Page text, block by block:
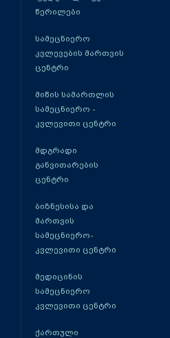
წერილები
სამეცნიერო
კვლევების მართვის
ცენტრი
მიწის სამართლის
სამეცნიერო -
კვლევითი ცენტრი
მდგრადი
განვითარების
ცენტრი
ბიზნესისა და
მართვის
სამეცნიერო-
კვლევითი ცენტრი
მედიცინის
სამეცნიერო
კვლევითი ცენტრი
ქართული